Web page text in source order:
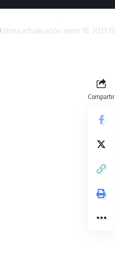
Última actualización: enero 18, 2023
Compartir